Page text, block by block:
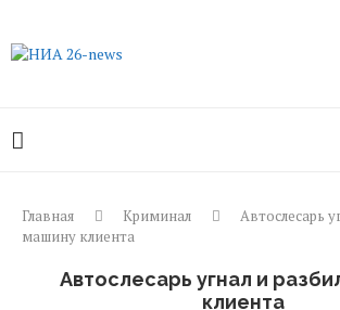
Главная Криминал
Автослесарь
машину клиента
Автослесарь угнал и
клиента